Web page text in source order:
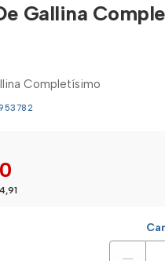
Gallina
Completísimo